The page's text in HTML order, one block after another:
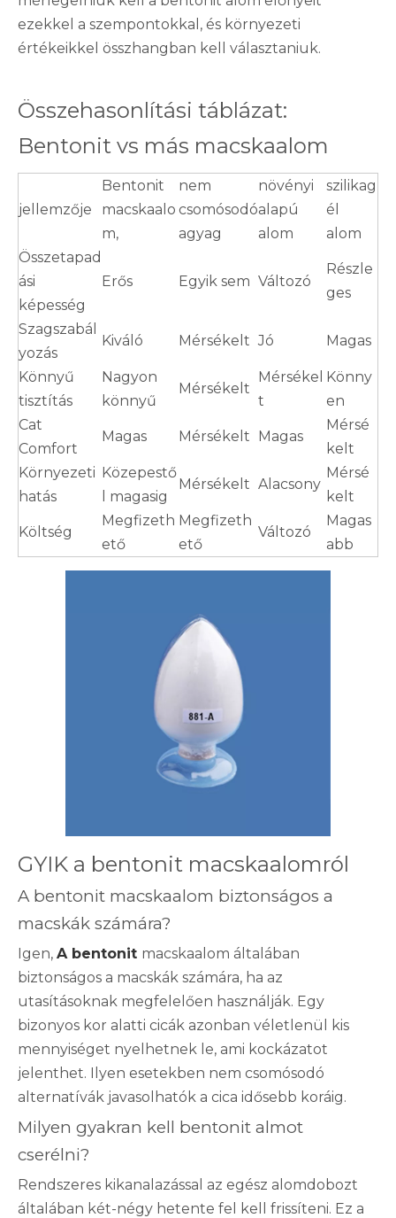
ezekkel a szempontokkal, és környezeti
értékeikkel összhangban kell választaniuk.
Összehasonlítási táblázat:
Bentonit vs más macskaalom
jellemzője
Bentonit
macskaalo
m,
nem
csomósodó
agyag
növényi
alapú
alom
szilikag
él
alom
Összetapad
ási
képesség
Erős Egyik sem Változó
Részle
ges
Szagszabál
yozás
Kiváló Mérsékelt Jó Magas
Könnyű
tisztítás
Nagyon
könnyű
Mérsékelt
Mérsékel
t
Könny
en
Cat
Comfort
Magas Mérsékelt Magas
Mérsé
kelt
Környezeti
hatás
Közepestő
l magasig
Mérsékelt Alacsony
Mérsé
kelt
Költség
Megfizeth
ető
Megfizeth
ető
Változó
Magas
abb
GYIK a bentonit macskaalomról
A bentonit macskaalom biztonságos a
macskák számára?
Igen, A bentonit macskaalom általában
biztonságos a macskák számára, ha az
utasításoknak megfelelően használják. Egy
bizonyos kor alatti cicák azonban véletlenül kis
mennyiséget nyelhetnek le, ami kockázatot
jelenthet. Ilyen esetekben nem csomósodó
alternatívák javasolhatók a cica idősebb koráig.
Milyen gyakran kell bentonit almot
cserélni?
Rendszeres kikanalazással az egész alomdobozt
általában két-négy hetente fel kell frissíteni. Ez a